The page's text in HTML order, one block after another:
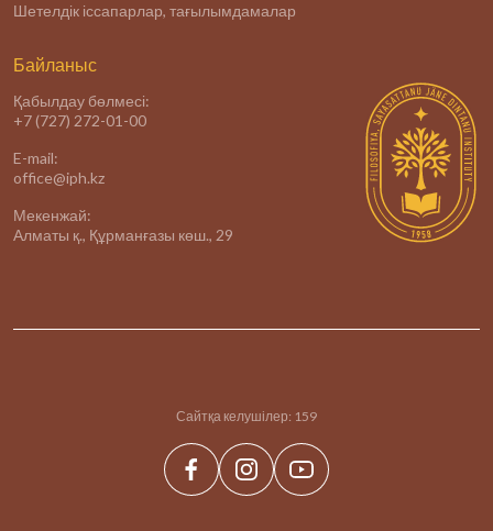
Шетелдік іссапарлар, тағылымдамалар
Байланыс
Қабылдау бөлмесі:
+7 (727) 272-01-00
E-mail:
office@iph.kz
Мекенжай:
Алматы қ., Құрманғазы көш., 29
Сайтқа келушілер: 159